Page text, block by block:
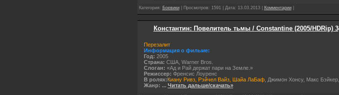
Категория: Боевики| Просмотров: 1591 | Дата: 13.03.2013| Комментарии|
Константин: Повелитель тьмы / Constantine (2005/HDRip)
Перезалит
Информация о фильме:
Год: 2005
Cтрана: США, Warner Bros.
Слоган: «Ад и Рай держат пари на Земле.»
Режиссер: Френсис Лоуренс
В ролях:Киану Ривз, Рэйчел Вайз, Шайа ЛаБаф, Джимон Хонсу, Макс
Жанр: ... Читать дальше/скачать»